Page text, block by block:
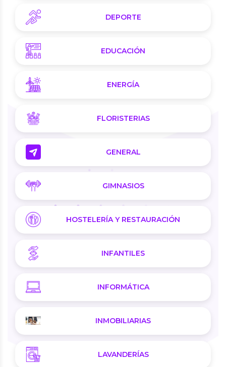
DEPORTE
EDUCACIÓN
ENERGÍA
FLORISTERIAS
GENERAL
GIMNASIOS
HOSTELERÍA Y RESTAURACIÓN
INFANTILES
INFORMÁTICA
INMOBILIARIAS
LAVANDERÍAS